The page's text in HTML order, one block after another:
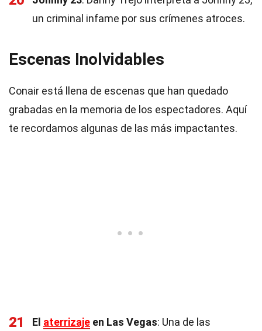
un criminal infame por sus crímenes atroces.
Escenas Inolvidables
Conair está llena de escenas que han quedado
grabadas en la memoria de los espectadores. Aquí
te recordamos algunas de las más impactantes.
21 El aterrizaje en Las Vegas: Una de las